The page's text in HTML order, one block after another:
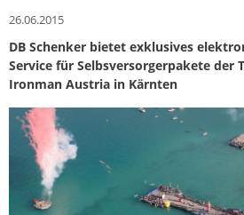
26.06.2015
DB Schenker bietet exklusives
Service für Selbsversorgerpakete der
Ironman Austria in Kärnten